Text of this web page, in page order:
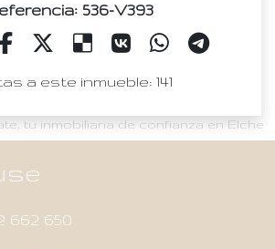
536-V393
a este inmueble: 141
tu inmobiliaria de confianza en Elche
662 650